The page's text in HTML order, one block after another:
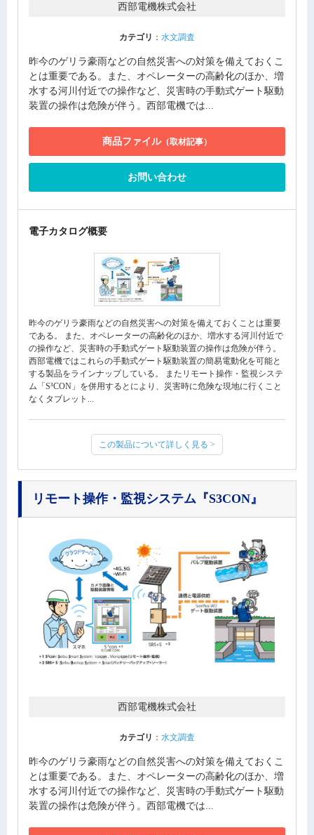
西部電機株式会社
カテゴリ ： 水文調査
昨今のゲリラ豪雨などの自然災害への対策を備えておくこ
とは重要である。また、オペレーターの高齢化のほか、増
水する河川付近での操作など、災害時の手動式ゲート駆動
装置の操作は危険が伴う。西部電機では...
商品ファイル（取材記事）
お問い合わせ
電子カタログ概要
昨今のゲリラ豪雨などの自然災害への対策を備えておくことは重要
である。 また、オペレーターの高齢化のほか、増水する河川付近で
の操作など、災害時の手動式ゲート駆動装置の操作は危険が伴う。
西部電機ではこれらの手動式ゲート駆動装置の簡易電動化を可能と
する製品をラインナップしている。 またリモート操作・監視システ
ム「S³CON」を併用するとにより、災害時に危険な現地に行くこと
なくタブレット...
この製品について詳しく見る >
リモート操作・監視システム 『S3CON』
西部電機株式会社
カテゴリ ： 水文調査
昨今のゲリラ豪雨などの自然災害への対策を備えておくこ
とは重要である。また、オペレーターの高齢化のほか、増
水する河川付近での操作など、災害時の手動式ゲート駆動
装置の操作は危険が伴う。西部電機では...